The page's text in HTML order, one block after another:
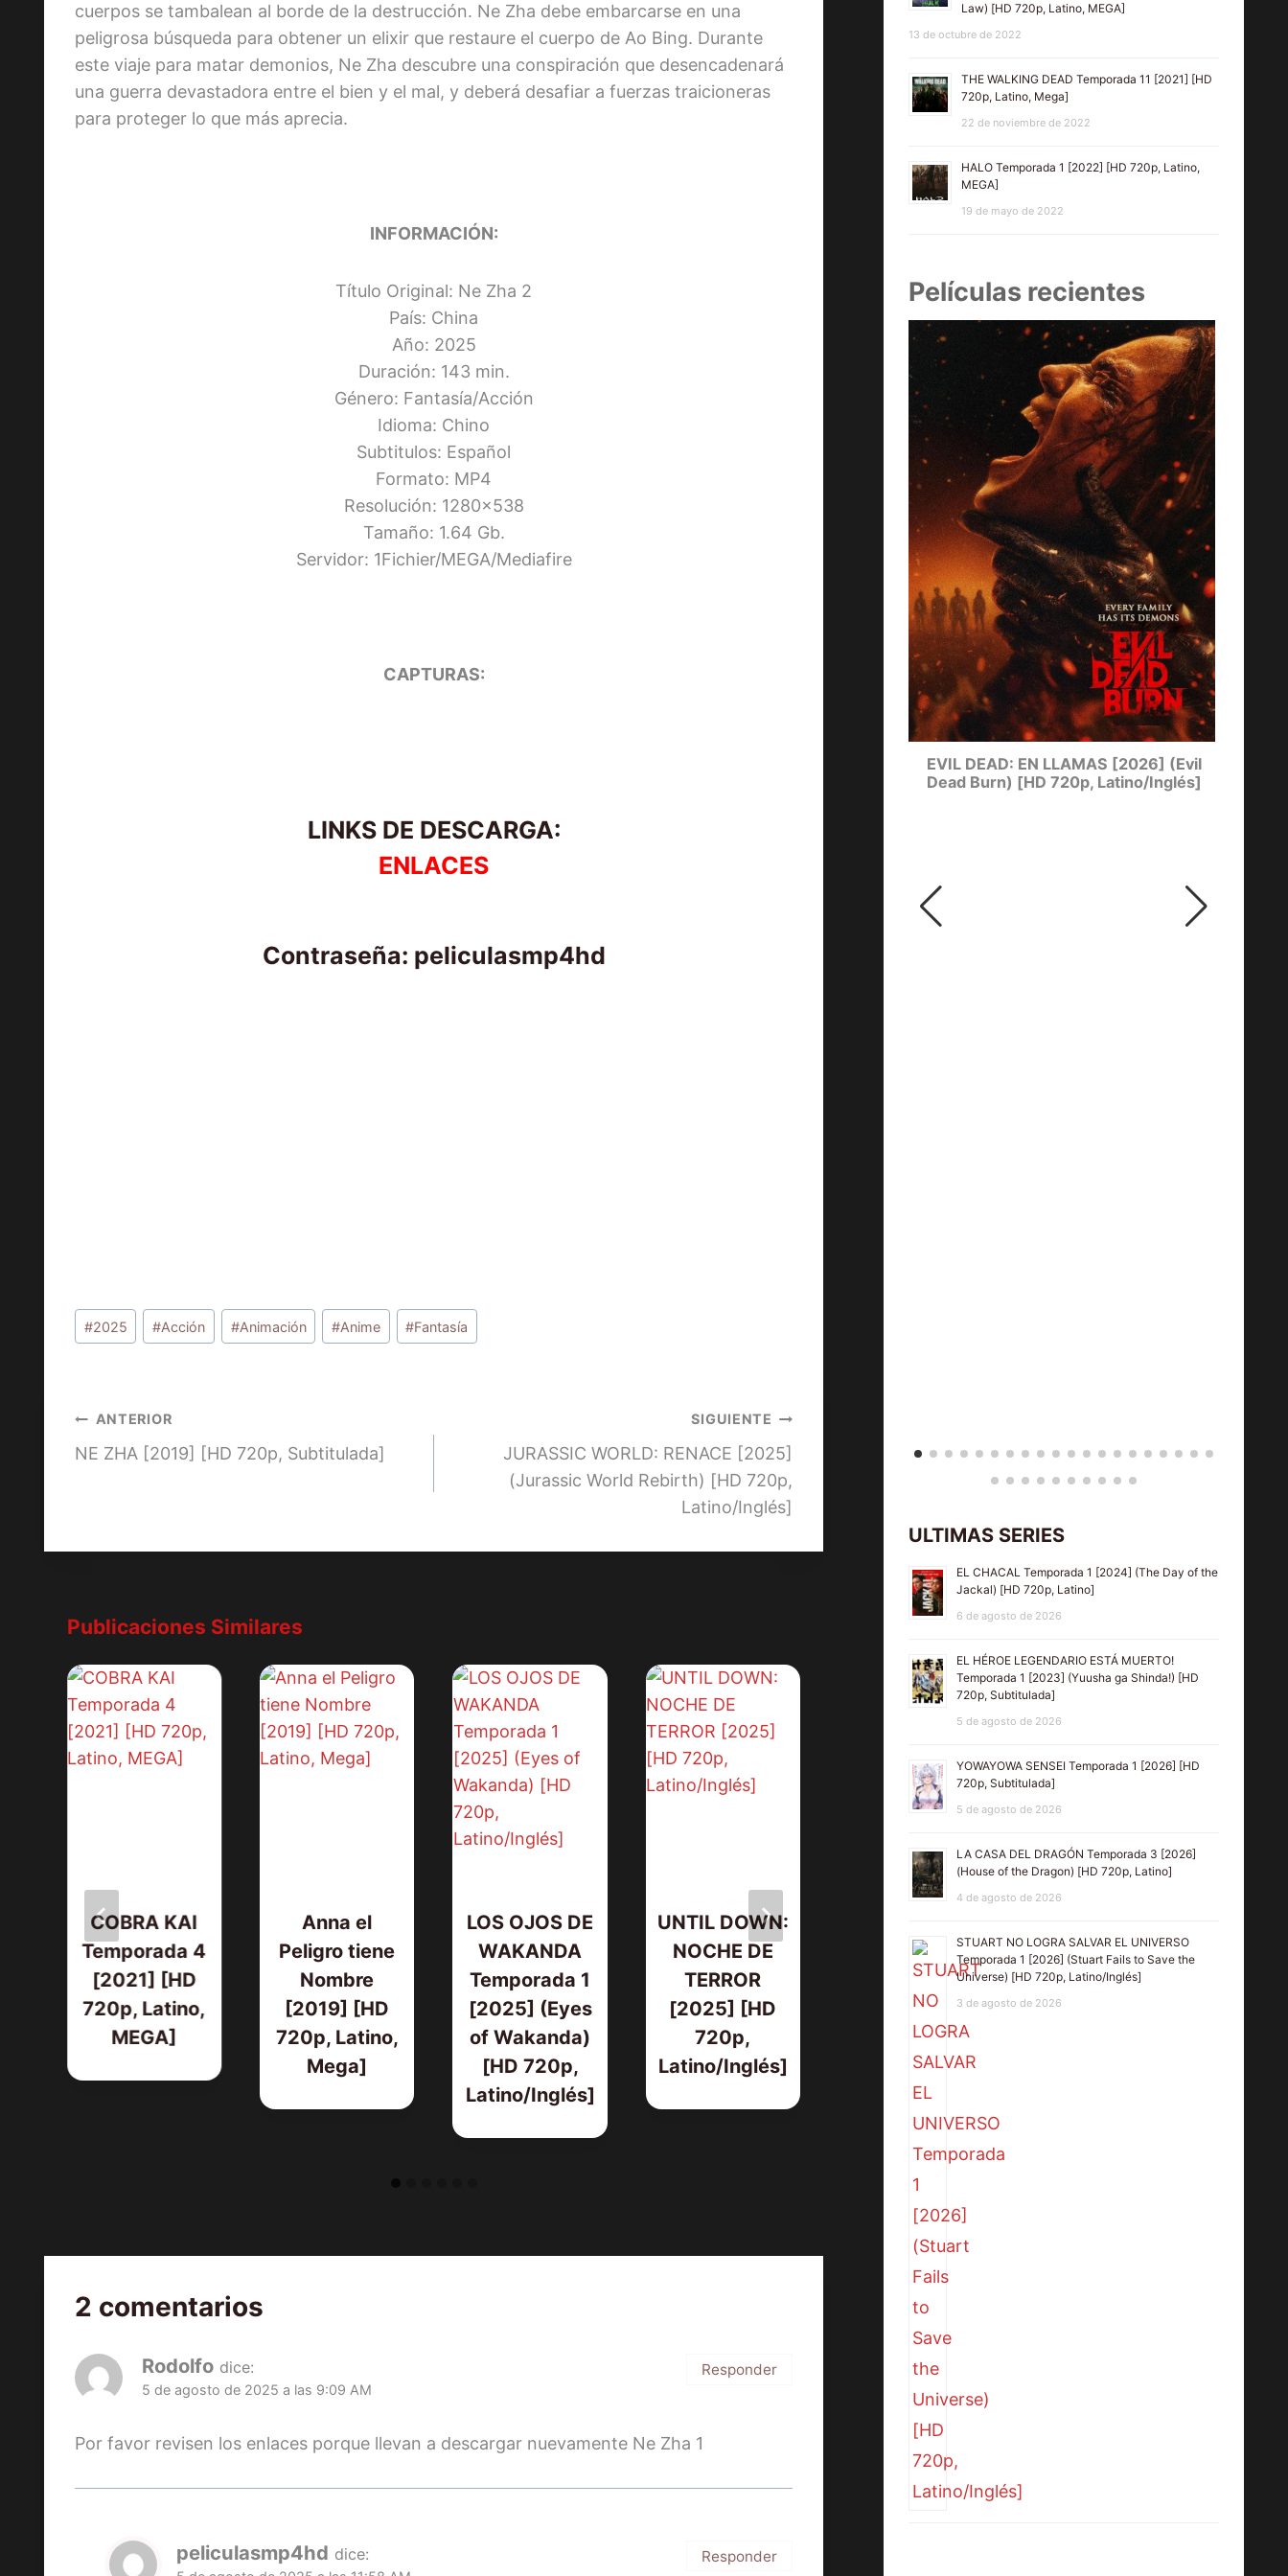
cuerpos se tambalean al borde de la destrucción. Ne Zha debe embarcarse en una
peligrosa búsqueda para obtener un elixir que restaure el cuerpo de Ao Bing. Durante
este viaje para matar demonios, Ne Zha descubre una conspiración que desencadenará
una guerra devastadora entre el bien y el mal, y deberá desafiar a fuerzas traicioneras
para proteger lo que más aprecia.
INFORMACIÓN:
Título Original: Ne Zha 2
País: China
Año: 2025
Duración: 143 min.
Género: Fantasía/Acción
Idioma: Chino
Subtitulos: Español
Formato: MP4
Resolución: 1280×538
Tamaño: 1.64 Gb.
Servidor: 1Fichier/MEGA/Mediafire
CAPTURAS:
LINKS DE DESCARGA:
ENLACES
Contraseña: peliculasmp4hd
Etiquetas
de
#2025 #Acción #Animación #Anime #Fantasía
Navegación
de
ANTERIOR
NE ZHA [2019] [HD 720p, Subtitulada]
SIGUIENTE
JURASSIC WORLD: RENACE [2025]
(Jurassic World Rebirth) [HD 720p,
Latino/Inglés]
Publicaciones Similares
COBRA KAI
Temporada 4
[2021] [HD
720p, Latino,
MEGA]
Anna el
Peligro tiene
Nombre
[2019] [HD
720p, Latino,
Mega]
LOS OJOS DE
WAKANDA
Temporada 1
[2025] (Eyes
of Wakanda)
[HD 720p,
Latino/Inglés]
UNTIL DOWN:
NOCHE DE
TERROR
[2025] [HD
720p,
Latino/Inglés]
PLANETA
ROJO [1960]
(The Angry
Red Planet)
[HD 720p,
Latino,
MEGA]
BRAM
STOKER
[1992] (Bram
2 comentarios
Rodolfo dice:
5 de agosto de 2025 a las 9:09 AM
Por favor revisen los enlaces porque llevan a descargar nuevamente Ne Zha 1
Responder
peliculasmp4hd dice: Responder
Law) [HD 720p, Latino, MEGA]
13 de octubre de 2022
THE WALKING DEAD Temporada 11 [2021] [HD
720p, Latino, Mega]
22 de noviembre de 2022
HALO Temporada 1 [2022] [HD 720p, Latino,
MEGA]
19 de mayo de 2022
Películas recientes
EVIL DEAD: EN LLAMAS [2026] (Evil
Dead Burn) [HD 720p, Latino/Inglés]
ULTIMAS SERIES
EL CHACAL Temporada 1 [2024] (The Day of the
Jackal) [HD 720p, Latino]
6 de agosto de 2026
EL HÉROE LEGENDARIO ESTÁ MUERTO!
Temporada 1 [2023] (Yuusha ga Shinda!) [HD
720p, Subtitulada]
5 de agosto de 2026
YOWAYOWA SENSEI Temporada 1 [2026] [HD
720p, Subtitulada]
5 de agosto de 2026
LA CASA DEL DRAGÓN Temporada 3 [2026]
(House of the Dragon) [HD 720p, Latino]
4 de agosto de 2026
STUART NO LOGRA SALVAR EL UNIVERSO
Temporada 1 [2026] (Stuart Fails to Save the
Universe) [HD 720p, Latino/Inglés]
3 de agosto de 2026